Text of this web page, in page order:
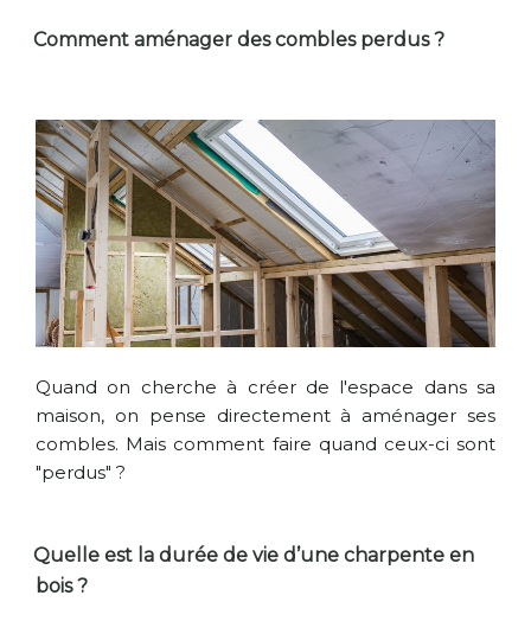
Comment aménager des combles perdus ?
Quand on cherche à créer de l'espace dans sa
maison, on pense directement à aménager ses
combles. Mais comment faire quand ceux-ci sont
"perdus" ?
Quelle est la durée de vie d’une charpente en
bois ?